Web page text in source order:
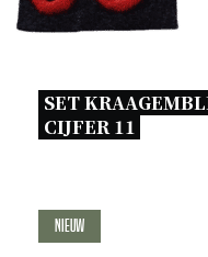
SET
CIJFER 11
Nieuw